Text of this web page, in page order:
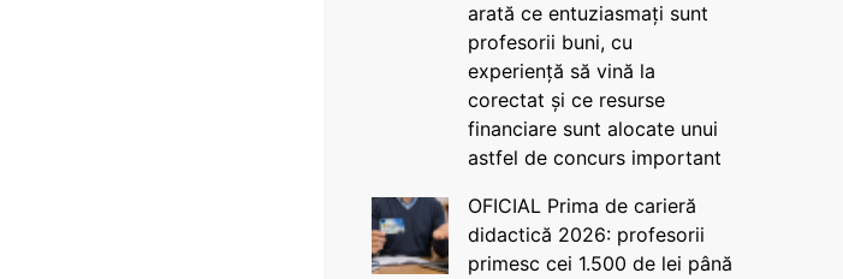
arată ce entuziasmați sunt
profesorii buni, cu
experiență să vină la
corectat și ce resurse
financiare sunt alocate unui
astfel de concurs important
OFICIAL Prima de carieră
didactică 2026: profesorii
primesc cei 1.500 de lei până